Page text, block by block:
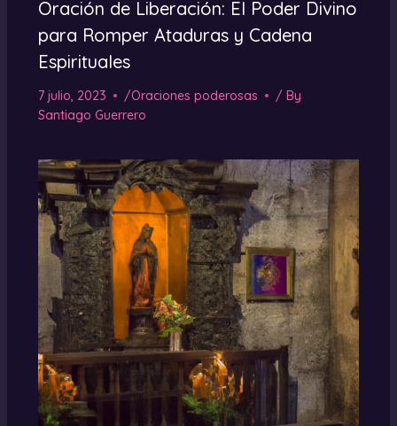
Oración de Liberación: El Poder Divino
para Romper Ataduras y Cadena
Espirituales
7 julio, 2023 /Oraciones poderosas
/ By
Santiago Guerrero